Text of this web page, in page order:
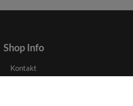
Shop Info
Kontakt